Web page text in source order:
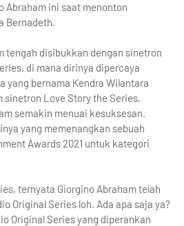
Abraham ini saat menonton
Bernadeth.
tengah disibukkan dengan sinetron
di mana dirinya dipercaya
yang bernama Kendra Wilantara
sinetron Love Story the Series,
semakin menuai kesuksesan.
yang memenangkan sebuah
Awards 2021 untuk kategori
ternyata Giorgino Abraham telah
Original Series loh. Ada apa saja ya?
Original Series yang diperankan